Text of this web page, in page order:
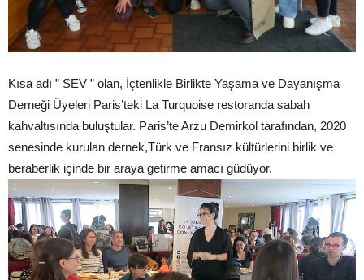
Kısa adı ” SEV ” olan, İçtenlikle Birlikte Yaşama ve Dayanışma
Derneği Üyeleri Paris’teki La Turquoise restoranda sabah
kahvaltısında buluştular. Paris’te Arzu Demirkol tarafından, 2020
senesinde kurulan dernek,Türk ve Fransız kültürlerini birlik ve
beraberlik içinde bir araya getirme amacı güdüyor.